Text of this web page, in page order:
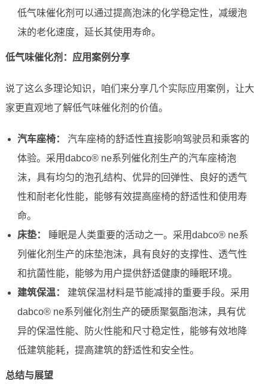
低气味催化剂可以通过提高泡沫的化学稳定性，减缓泡
沫的老化速度，延长其使用寿命。
低气味催化剂：应用案例分享
说了这么多理论知识，咱们来分享几个实际应用案例，让大
家更直观地了解低气味催化剂的价值。
汽车座椅：
汽车座椅的舒适性直接影响驾驶员和乘客的
体验。采用dabco® ne系列催化剂生产的汽车座椅泡
沫，具有均匀的泡孔结构、优异的回弹性、良好的透气
性和耐老化性能，能够有效提高座椅的舒适性和使用寿
命。
床垫：
睡眠是人类重要的活动之一。采用dabco® ne系
列催化剂生产的床垫泡沫，具有良好的支撑性、透气性
和抗菌性能，能够为用户提供舒适健康的睡眠环境。
建筑保温：
建筑保温材料是节能减排的重要手段。采用
dabco® ne系列催化剂生产的硬质聚氨酯泡沫，具有优
异的保温性能、防火性能和尺寸稳定性，能够有效地降
低建筑能耗，提高建筑的舒适性和安全性。
总结与展望